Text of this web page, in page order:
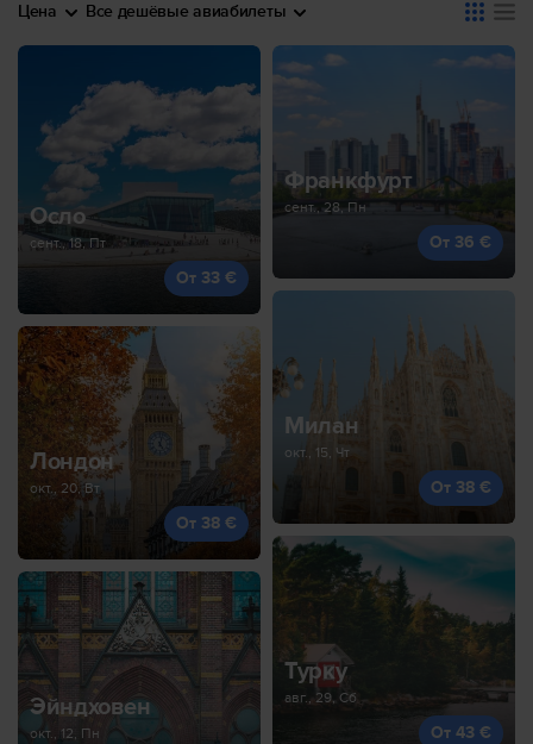
Цена Все дешёвые авиабилеты
Осло
сент., 18, Пт
От 33 €
Франкфурт
сент., 28, Пн
От 36 €
Лондон
окт., 20, Вт
От 38 €
Милан
окт., 15, Чт
От 38 €
Эйндховен
окт., 12, Пн
Турку
авг., 29, Сб
От 43 €